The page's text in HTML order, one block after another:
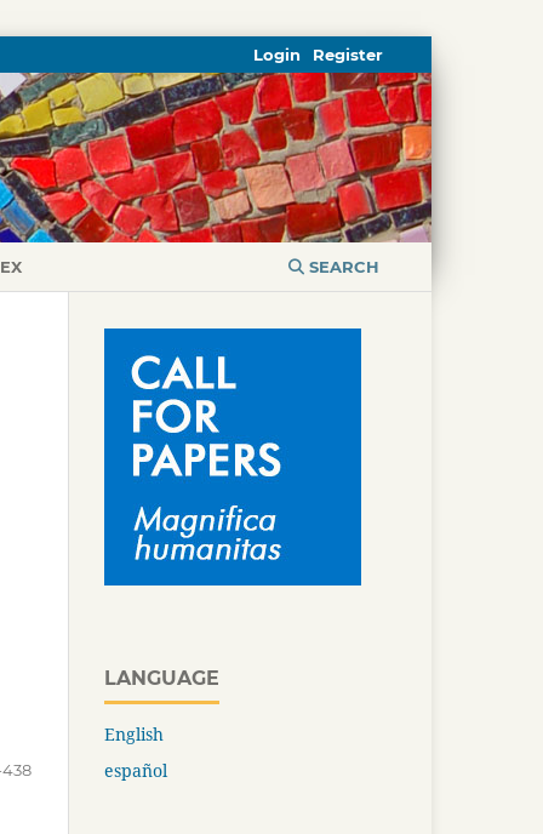
SEARCH
Register
Login
LANGUAGE
English
español